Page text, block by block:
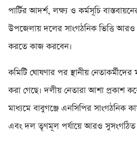
পার্টির আদর্শ, লক্ষ্য ও কর্মসূচি
উপজেলায় দলের সাংগঠনিক ভিত্তি আরও
করতে কাজ করবেন।
কমিটি ঘোষণার পর স্থানীয়
করা গেছে। দলীয় নেতারা আশা প্রকাশ
মাধ্যমে বাবুগঞ্জে এনসিপির সাংগঠনিক
এবং দল তৃণমূল পর্যায়ে আরও সুসংগঠিত